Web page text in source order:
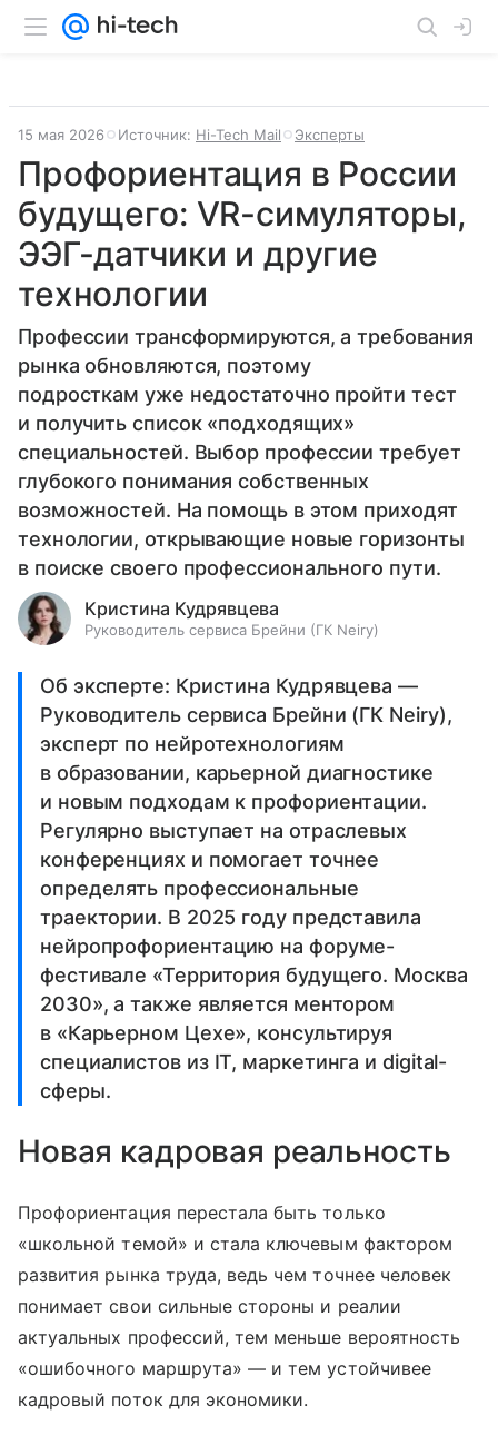
15 мая 2026 Источник: Hi-Tech Mail Эксперты
Профориентация в России
будущего: VR-симуляторы,
ЭЭГ-датчики и другие
технологии
Профессии трансформируются, а требования
рынка обновляются, поэтому
подросткам уже недостаточно пройти тест
и получить список «подходящих»
специальностей. Выбор профессии требует
глубокого понимания собственных
возможностей. На помощь в этом приходят
технологии, открывающие новые горизонты
в поиске своего профессионального пути.
Кристина Кудрявцева
Руководитель сервиса Брейни (ГК Neiry)
Об эксперте: Кристина Кудрявцева —
Руководитель сервиса Брейни (ГК Neiry),
эксперт по нейротехнологиям
в образовании, карьерной диагностике
и новым подходам к профориентации.
Регулярно выступает на отраслевых
конференциях и помогает точнее
определять профессиональные
траектории. В 2025 году представила
нейропрофориентацию на форуме-
фестивале «Территория будущего. Москва
2030», а также является ментором
в «Карьерном Цехе», консультируя
специалистов из IT, маркетинга и digital-
сферы.
Новая кадровая реальность
Профориентация перестала быть только
«школьной темой» и стала ключевым фактором
развития рынка труда, ведь чем точнее человек
понимает свои сильные стороны и реалии
актуальных профессий, тем меньше вероятность
«ошибочного маршрута» — и тем устойчивее
кадровый поток для экономики.